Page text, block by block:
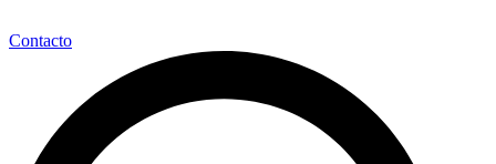
Contacto